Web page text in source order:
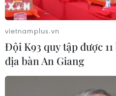
vietnamplus.vn
Đội K93 quy tập được
địa bàn An Giang